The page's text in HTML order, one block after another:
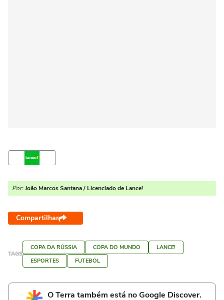
Por: João Marcos Santana / Licenciado de Lance!
Compartilhar
TAGS
COPA DA RÚSSIA COPA DO MUNDO
LANCE!
ESPORTES
FUTEBOL
O Terra também está no Google Discover.